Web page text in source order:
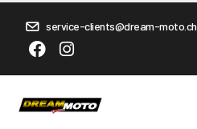
service-clients@dream-moto.ch